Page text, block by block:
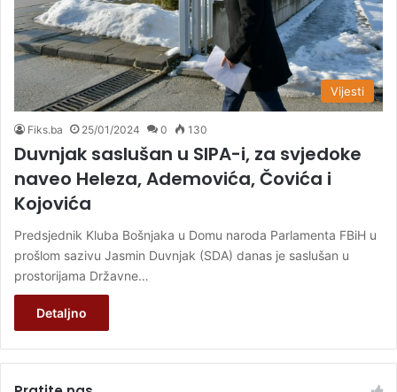
Vijesti
Fiks.ba 25/01/2024 0 130
Duvnjak saslušan u SIPA-i, za svjedoke
naveo Heleza, Ademovića, Čovića i
Kojovića
Predsjednik Kluba Bošnjaka u Domu naroda Parlamenta FBiH u
prošlom sazivu Jasmin Duvnjak (SDA) danas je saslušan u
prostorijama Državne…
Detaljno